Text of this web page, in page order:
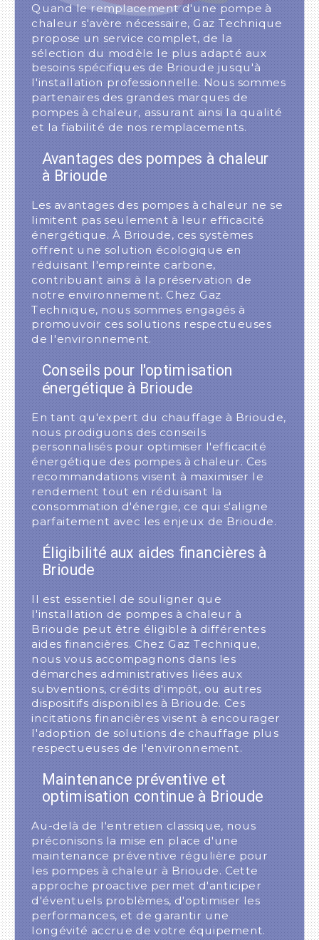
Quand le remplacement d'une pompe à
chaleur s'avère nécessaire, Gaz Technique
propose un service complet, de la
sélection du modèle le plus adapté aux
besoins spécifiques de Brioude jusqu'à
l'installation professionnelle. Nous sommes
partenaires des grandes marques de
pompes à chaleur, assurant ainsi la qualité
et la fiabilité de nos remplacements.
Avantages des pompes à chaleur
à Brioude
Les avantages des pompes à chaleur ne se
limitent pas seulement à leur efficacité
énergétique. À Brioude, ces systèmes
offrent une solution écologique en
réduisant l'empreinte carbone,
contribuant ainsi à la préservation de
notre environnement. Chez Gaz
Technique, nous sommes engagés à
promouvoir ces solutions respectueuses
de l'environnement.
Conseils pour l'optimisation
énergétique à Brioude
En tant qu'expert du chauffage à Brioude,
nous prodiguons des conseils
personnalisés pour optimiser l'efficacité
énergétique des pompes à chaleur. Ces
recommandations visent à maximiser le
rendement tout en réduisant la
consommation d'énergie, ce qui s'aligne
parfaitement avec les enjeux de Brioude.
Éligibilité aux aides financières à
Brioude
Il est essentiel de souligner que
l'installation de pompes à chaleur à
Brioude peut être éligible à différentes
aides financières. Chez Gaz Technique,
nous vous accompagnons dans les
démarches administratives liées aux
subventions, crédits d'impôt, ou autres
dispositifs disponibles à Brioude. Ces
incitations financières visent à encourager
l'adoption de solutions de chauffage plus
respectueuses de l'environnement.
Maintenance préventive et
optimisation continue à Brioude
Au-delà de l'entretien classique, nous
préconisons la mise en place d'une
maintenance préventive régulière pour
les pompes à chaleur à Brioude. Cette
approche proactive permet d'anticiper
d'éventuels problèmes, d'optimiser les
performances, et de garantir une
longévité accrue de votre équipement.